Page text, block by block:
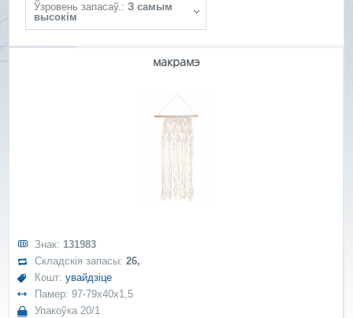
Ўзровень запасаў.: З самым
высокім
макрамэ
Знак: 131983
Складскія запасы:26,
Кошт:увайдзіце
Памер: 97-79x40x1,5
Упакоўка 20/1